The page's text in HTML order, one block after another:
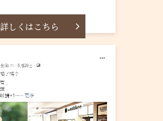
詳しくはこちら